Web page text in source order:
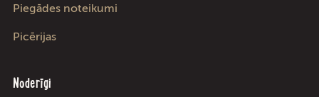
Piegādes noteikumi
Picērijas
Noderīgi